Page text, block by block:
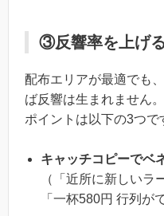
③反響率を上げ
配布エリアが最適でも
ば反響は生まれません
ポイントは以下の3つで
キャッチコピーでベ
（「近所に新しいラ
「一杯580円 行列が